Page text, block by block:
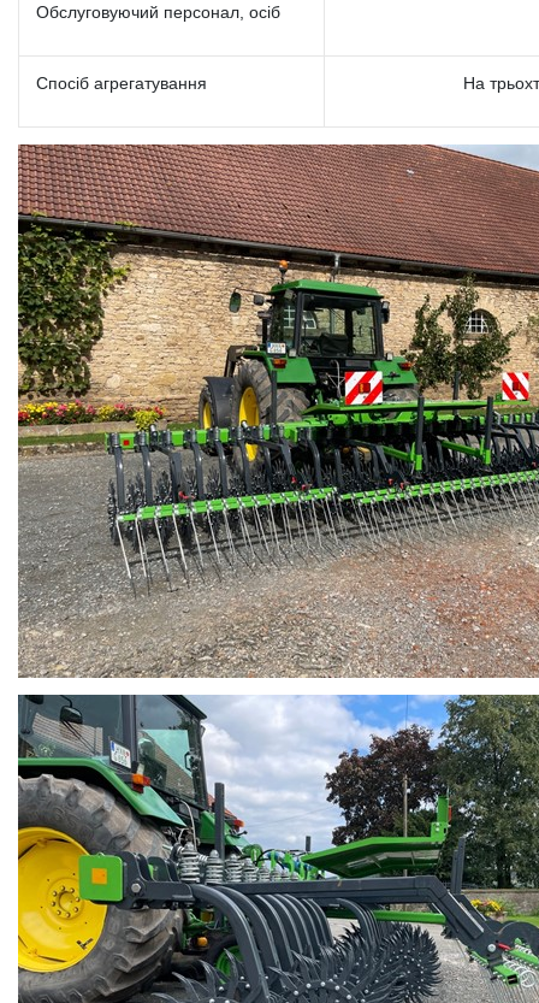
Обслуговуючий персонал, осіб
Спосіб агрегатування На